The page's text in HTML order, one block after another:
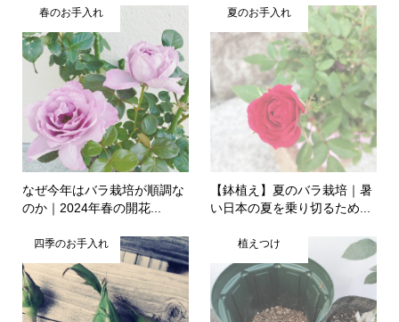
春のお手入れ
なぜ今年はバラ栽培が順調な
のか｜2024年春の開花...
夏のお手入れ
【鉢植え】夏のバラ栽培｜暑
い日本の夏を乗り切るため...
四季のお手入れ 植えつけ